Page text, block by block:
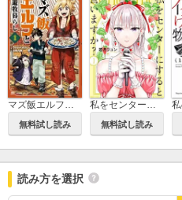
無料試し読み 無料試し読み
読み方を選択